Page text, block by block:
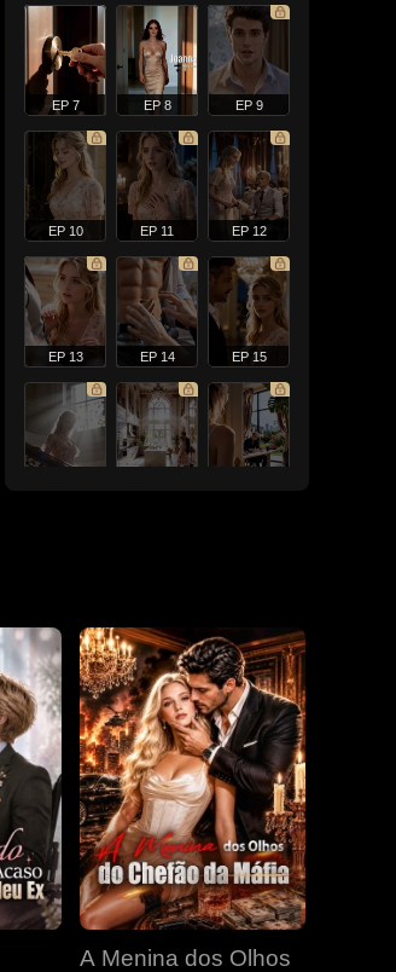
EP 7 EP 8 EP 9
EP 10 EP 11 EP 12
EP 13 EP 14 EP 15
EP 22 EP 23 EP 24
EP 25 EP 26 EP 27
A Menina dos Olhos